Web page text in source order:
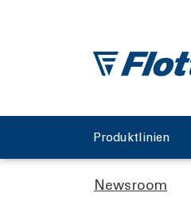
Produktlinien
Newsroom